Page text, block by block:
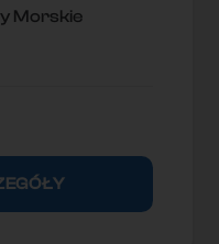
Morskie